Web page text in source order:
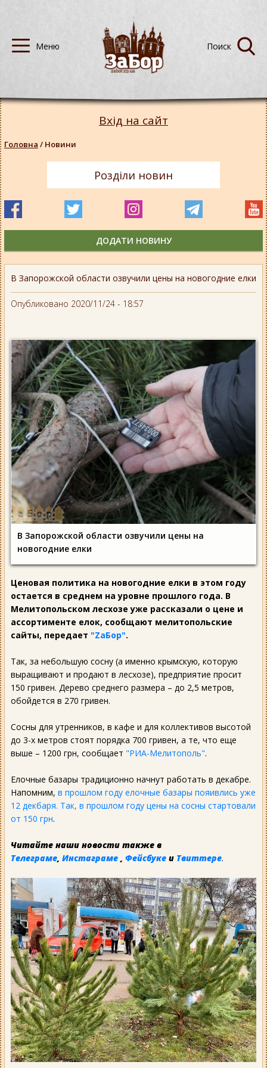
В Запорожской области озвучили цены на новогодние елки
Опубликовано 2020/11/24 - 18:57
В Запорожской области озвучили цены на
новогодние елки
Ценовая политика на новогодние елки в этом году
остается в среднем на уровне прошлого года. В
Мелитопольском лесхозе уже рассказали о цене и
ассортименте елок, сообщают мелитопольские
сайты, передает "ZаБор".
Так, за небольшую сосну (а именно крымскую, которую
выращивают и продают в лесхозе), предприятие просит
150 гривен. Дерево среднего размера – до 2,5 метров,
обойдется в 270 гривен.
Сосны для утренников, в кафе и для коллективов высотой
до 3-х метров стоят порядка 700 гривен, а те, что еще
выше – 1200 грн, сообщает "РИА-Мелитополь".
Елочные базары традиционно начнут работать в декабре.
Напомним, в прошлом году елочные базары пояивлись уже
12 декбаря. Так, в прошлом году цены на сосны стартовали
от 150 грн.
Читайте наши новости также в
Телеграме Инстаграме Фейсбуке и Твиттере.
Вхід на сайт
Головна / Новини
Розділи новин
ДОДАТИ НОВИНУ